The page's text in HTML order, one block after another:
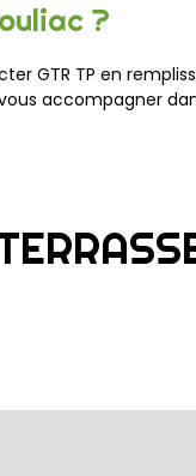
?
GTR TP en
accompagner